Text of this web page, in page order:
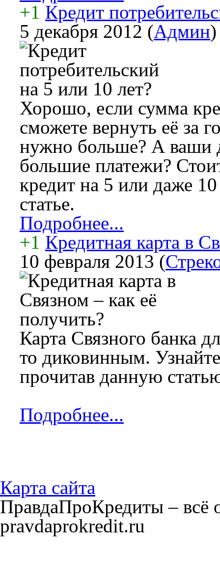
+1 Кредит
5 декабря 2012 (Админ)
Хорошо, если сумма
сможете вернуть её за
нужно больше? А ваши
большие платежи?
кредит на 5 или даже
статье.
Подробнее...
+1 Кредитная карта в
10 февраля 2013 (
Карта Связного банка
то диковинным.
прочитав данную
Подробнее...
Карта сайта
ПравдаПроКредиты – всё
pravdaprokredit.ru